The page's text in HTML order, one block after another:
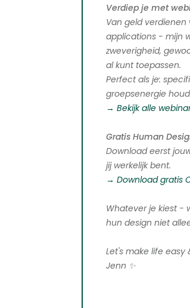
Verdiep je met
Van geld
applications - mijn
zweverigheid,
al kunt toepassen.
Perfect als je:
groepsenergie
→ Bekijk alle
Gratis Human
Download eerst
jij werkelijk bent.
→ Download gratis
Whatever je kiest -
hun design niet
Let's make life easy
Jenn ✨